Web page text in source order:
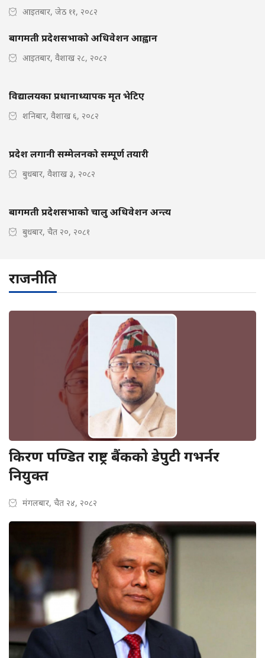
आइतबार, जेठ ११, २०८२
बागमती प्रदेशसभाको अधिवेशन आह्वान
आइतबार, वैशाख २८, २०८२
विद्यालयका प्रधानाध्यापक मृत भेटिए
शनिबार, वैशाख ६, २०८२
प्रदेश लगानी सम्मेलनको सम्पूर्ण तयारी
बुधबार, वैशाख ३, २०८२
बागमती प्रदेशसभाको चालु अधिवेशन अन्त्य
बुधबार, चैत २०, २०८१
राजनीति
किरण पण्डित राष्ट्र बैंकको डेपुटी गभर्नर
नियुक्त
मंगलबार, चैत २४, २०८२